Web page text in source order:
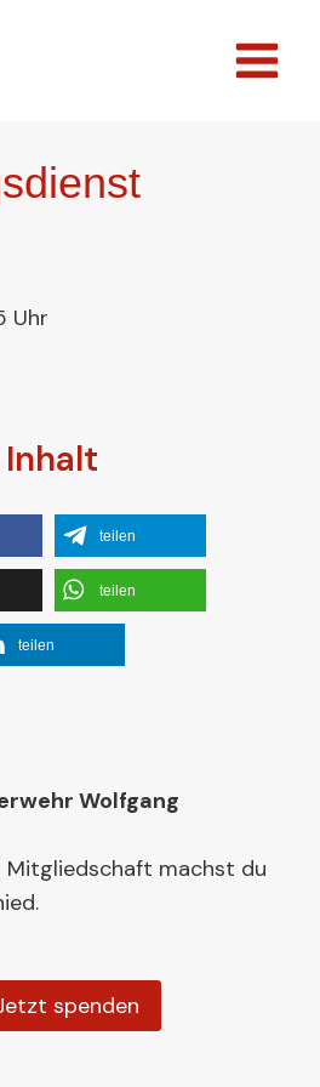
Uhr
teilen
teilen
teilen
Wolfgang
Mitgliedschaft machst du
spenden